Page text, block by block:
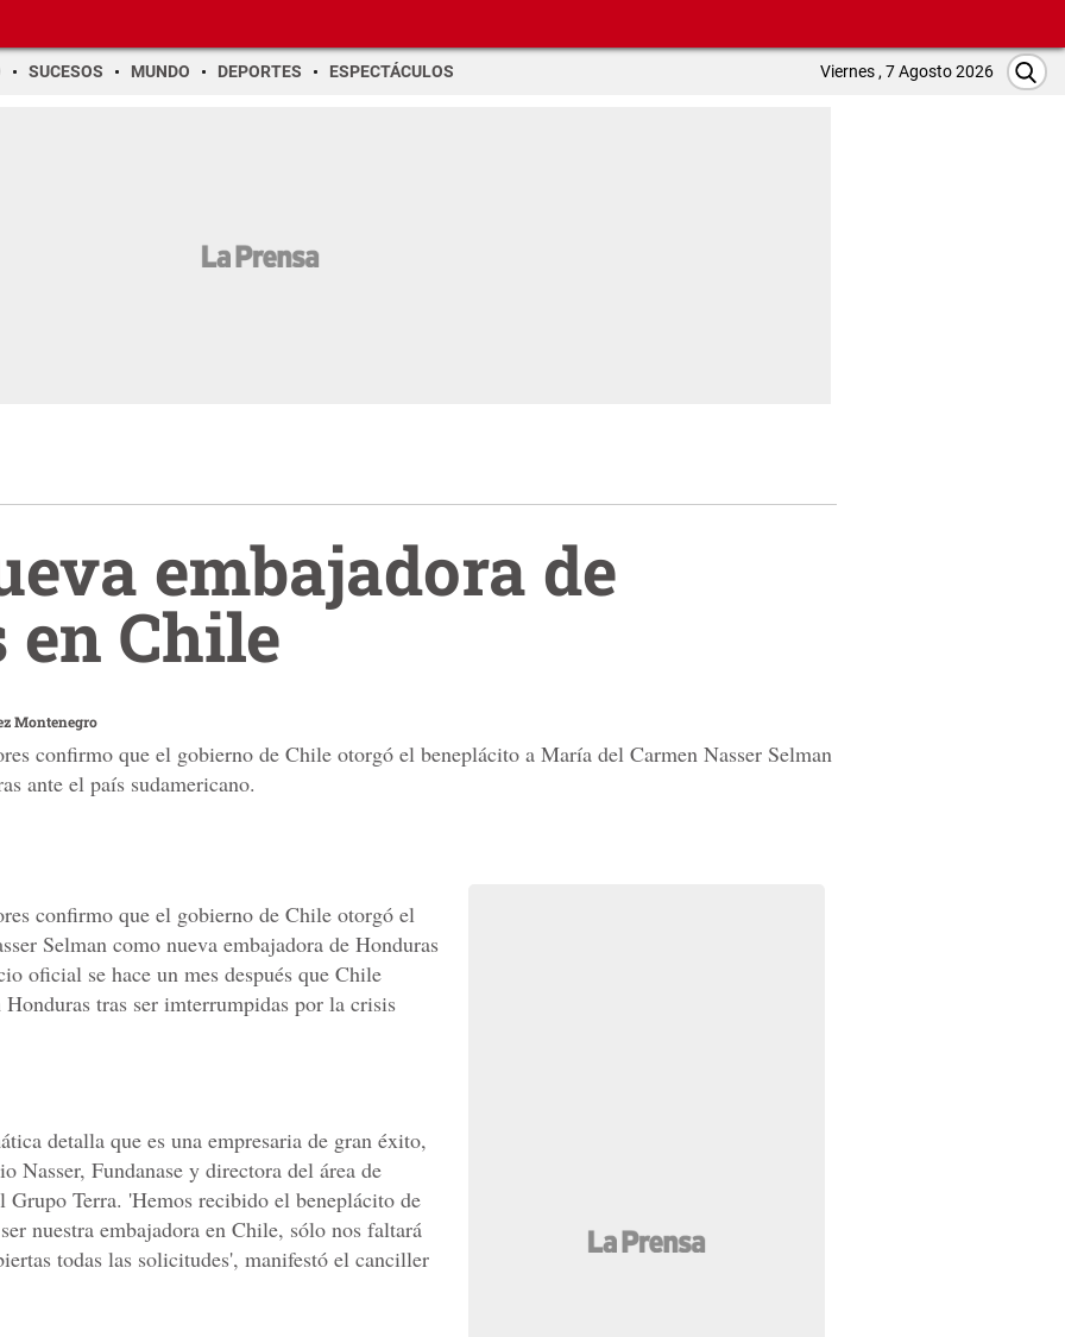
SUCESOS MUNDO DEPORTES ESPECTÁCULOS Viernes , 7 Agosto 2026
embajadora de
Chile
Montenegro
confirmo que el gobierno de Chile otorgó el beneplácito a María del Carmen Nasser Selman
ante el país sudamericano.
confirmo que el gobierno de Chile otorgó el
Selman como nueva embajadora de Honduras
oficial se hace un mes después que Chile
tras ser imterrumpidas por la crisis
detalla que es una empresaria de gran éxito,
Nasser, Fundanase y directora del área de
Grupo Terra. 'Hemos recibido el beneplácito de
nuestra embajadora en Chile, sólo nos faltará
todas las solicitudes', manifestó el canciller